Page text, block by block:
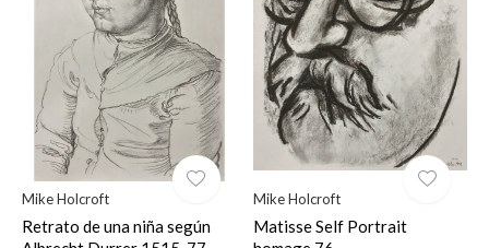
Mike Holcroft
Retrato de una niña según
Mike Holcroft
Matisse Self Portrait